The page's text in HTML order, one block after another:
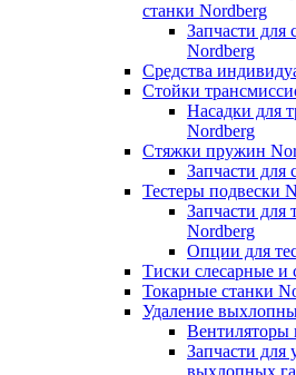
станки Nordberg
Запчасти для
Nordberg
Средства
Стойки
Насадки для
Nordberg
Стяжки пружин
Запчасти
Тестеры подвески
Запчасти для
Nordberg
Опции для
Тиски слесарные и
Токарные станки
Удаление
Вентиляторы
Запчасти для
выхлопных